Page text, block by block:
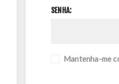
SENHA:
Mantenha-me